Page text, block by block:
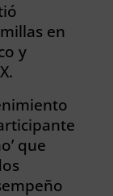
en
y
que